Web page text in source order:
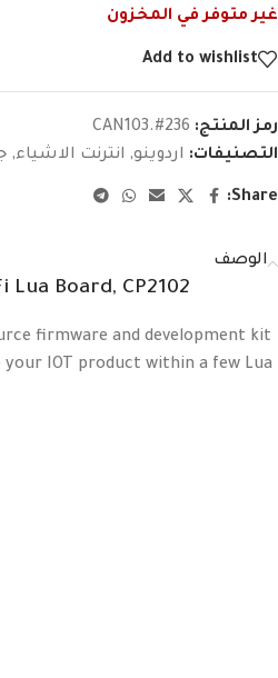
غير متوفر في المخزون
Add to wishlist
رمز المنتج: CAN103.#236
التصنيفات: اردوينو, انترنت الاشياء,
Share:
الوصف
Lua Board, CP2102
firmware and development kit
IOT product within a few Lua